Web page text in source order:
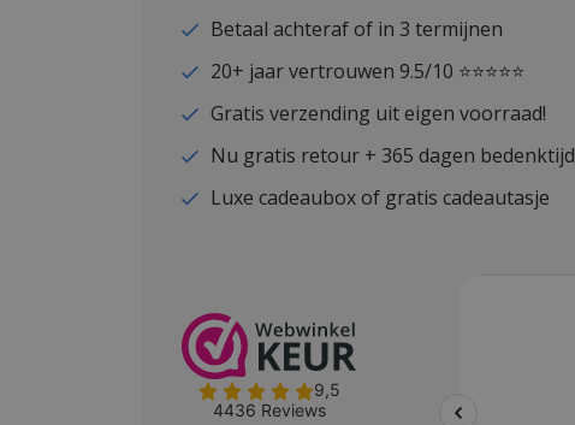
Betaal achteraf of in 3 termijnen
20+ jaar vertrouwen 9.5/10 ⭐⭐⭐⭐⭐
Gratis verzending uit eigen voorraad!
Nu gratis retour + 365 dagen bedenktijd
Luxe cadeaubox of gratis cadeautasje